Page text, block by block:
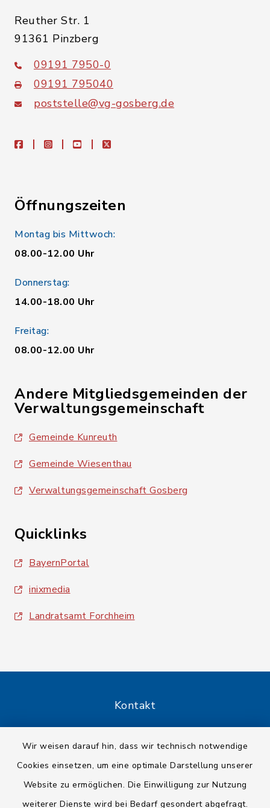
Wir weisen darauf hin, dass wir technisch notwendige
Cookies einsetzen, um eine optimale Darstellung unserer
Website zu ermöglichen. Die Einwilligung zur Nutzung
weiterer Dienste wird bei Bedarf gesondert abgefragt.
Reuther Str. 1
91361 Pinzberg
09191 7950-0
09191 795040
poststelle@vg-gosberg.de
facebookinstagramyoutubeX
Öffnungszeiten
Montag bis Mittwoch:
08.00-12.00 Uhr
Donnerstag:
14.00-18.00 Uhr
Freitag:
08.00-12.00 Uhr
Andere Mitgliedsgemeinden der
Verwaltungsgemeinschaft
Gemeinde Kunreuth
Gemeinde Wiesenthau
Verwaltungsgemeinschaft Gosberg
Quicklinks
BayernPortal
inixmedia
Landratsamt Forchheim
Kontakt
Datenschutz
Impressum